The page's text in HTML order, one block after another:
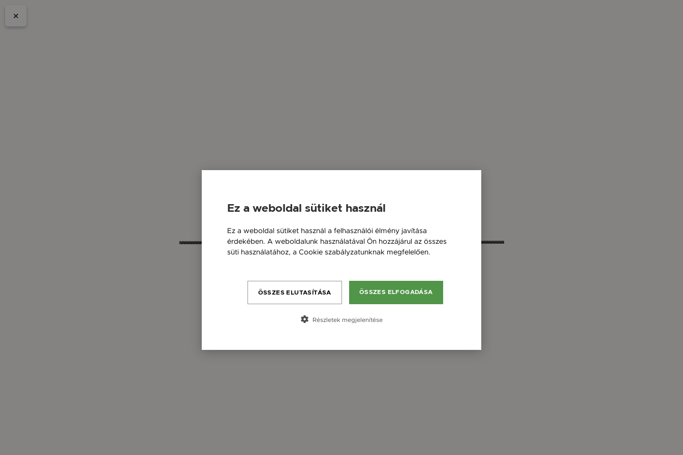
Ez a weboldal sütiket használ
Ez a weboldal sütiket használ a felhasználói élmény javítása
érdekében. A weboldalunk használatával Ön hozzájárul az összes
süti használatához, a Cookie szabályzatunknak megfelelően.
ÖSSZES ELFOGADÁSA
ÖSSZES ELUTASÍTÁSA
Részletek megjelenítése